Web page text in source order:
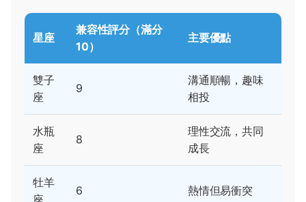
星座
兼容性評分（滿分
10）
主要優點
雙子
座
9
溝通順暢，趣味
相投
水瓶
座
8
理性交流，共同
成長
牡羊
座
6 熱情但易衝突